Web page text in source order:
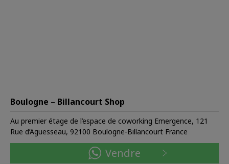
Boulogne – Billancourt Shop
Au premier étage de l’espace de coworking Emergence, 121
Rue d’Aguesseau, 92100 Boulogne-Billancourt France
Vendre